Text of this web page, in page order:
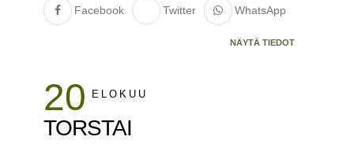
Facebook Twitter WhatsApp
NÄYTÄ TIEDOT
20 ELOKUU
TORSTAI